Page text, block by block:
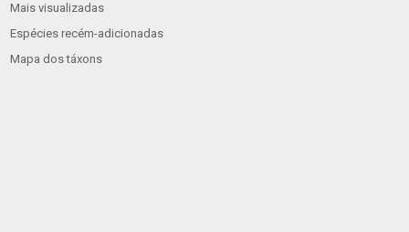
Mais visualizadas
Espécies recém-adicionadas
Mapa dos táxons